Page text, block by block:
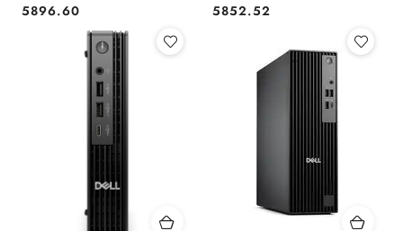
GB - SSD 512 GB - NVMe,
TLC - UHD Graphics 770 -
Cena:
5896.60
Windows 11 Pro Wąski PC
Cena:
5852.52